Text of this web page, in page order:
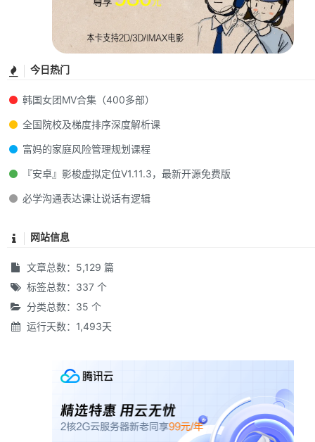
今日热门
韩国女团MV合集（400多部）
全国院校及梯度排序深度解析课
富妈的家庭风险管理规划课程
『安卓』影梭虚拟定位V1.11.3，最新开源免费版
必学沟通表达课让说话有逻辑
网站信息
文章总数：5,129 篇
标签总数：337 个
分类总数：35 个
运行天数：1,493天